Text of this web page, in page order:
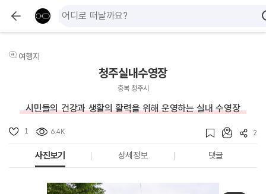
여행지
청주실내수영장
충북 청주시
시민들의 건강과 생활의 활력을 위해 운영하는 실내 수영장
1 6.4K 2
사진보기 상세정보 댓글